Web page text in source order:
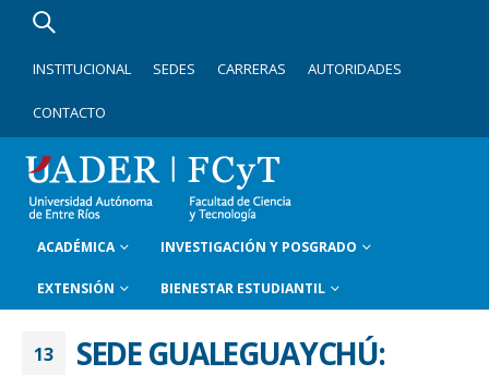
INSTITUCIONAL SEDES CARRERAS AUTORIDADES
CONTACTO
ACADÉMICA INVESTIGACIÓN Y POSGRADO
EXTENSIÓN BIENESTAR ESTUDIANTIL
13
SEDE GUALEGUAYCHÚ: